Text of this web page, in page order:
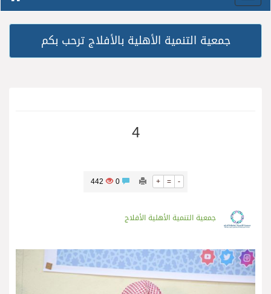
جمعية التنمية الأهلية بالأفلاج ترحب بكم
4
+ = -
442
جمعية التنمية الأهلية الأفلاج